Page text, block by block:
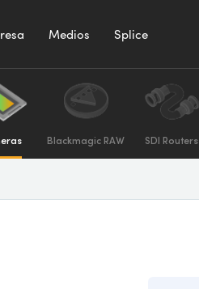
Medios Splice
Blackmagic RAW SDI Routers